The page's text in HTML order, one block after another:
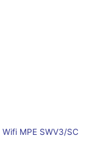
MPE SWV3/SC